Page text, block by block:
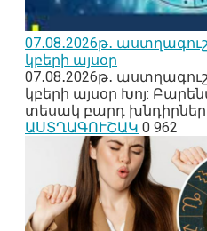
07․08․2026թ․
կբերի այսօր
07․08․2026թ․
կբերի այսօր Խոյ:
տեսակ բարդ
ԱՍՏՂԱԳՈՒՇԱԿ 0 962